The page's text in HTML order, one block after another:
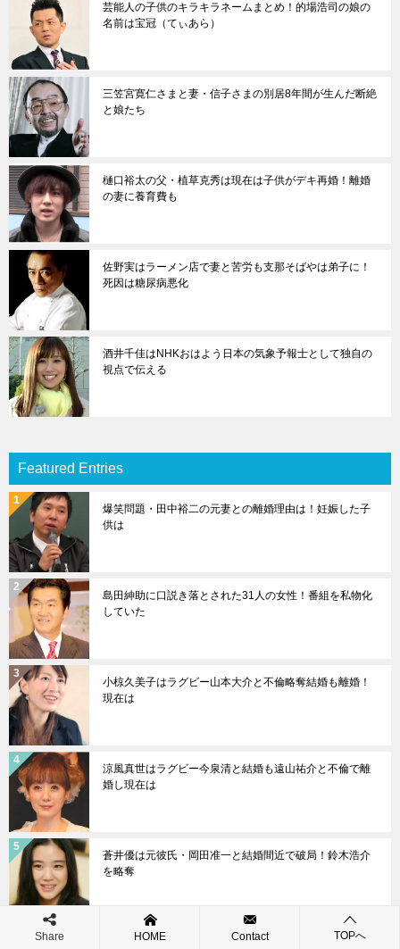
芸能人の子供のキラキラネームまとめ！的場浩司の娘の
名前は宝冠（てぃあら）
三笠宮寛仁さまと妻・信子さまの別居8年間が生んだ断絶
と娘たち
樋口裕太の父・植草克秀は現在は子供がデキ再婚！離婚
の妻に養育費も
佐野実はラーメン店で妻と苦労も支那そばやは弟子に！
死因は糖尿病悪化
酒井千佳はNHKおはよう日本の気象予報士として独自の
視点で伝える
Featured Entries
爆笑問題・田中裕二の元妻との離婚理由は！妊娠した子
供は
島田紳助に口説き落とされた31人の女性！番組を私物化
していた
小椋久美子はラグビー山本大介と不倫略奪結婚も離婚！
現在は
涼風真世はラグビー今泉清と結婚も遠山祐介と不倫で離
婚し現在は
蒼井優は元彼氏・岡田准一と結婚間近で破局！鈴木浩介
を略奪
羽鳥慎一は渡辺千穂と再婚！前妻との離婚理由は束縛と
Share HOME Contact TOPへ